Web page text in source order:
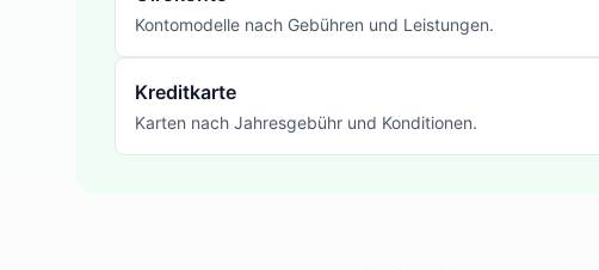
Kontomodelle nach Gebühren und Leistungen.
Kreditkarte
Karten nach Jahresgebühr und Konditionen.